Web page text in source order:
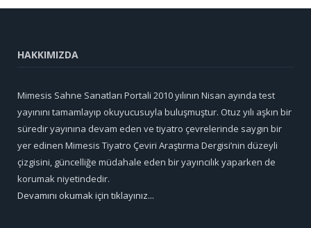
HAKKIMIZDA
Mimesis Sahne Sanatları Portali 2010 yılının Nisan ayında test
yayınını tamamlayıp okuyucusuyla buluşmuştur. Otuz yılı aşkın bir
süredir yayınına devam eden ve tiyatro çevrelerinde saygın bir
yer edinen Mimesis Tiyatro Çeviri Araştırma Dergisi’nin düzeyli
çizgisini, güncelliğe müdahale eden bir yayıncılık yaparken de
korumak niyetindedir.
Devamını okumak için tıklayınız...